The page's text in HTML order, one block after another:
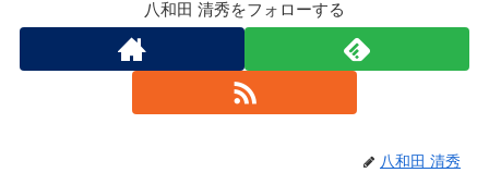
八和田 清秀をフォローする
八和田 清秀